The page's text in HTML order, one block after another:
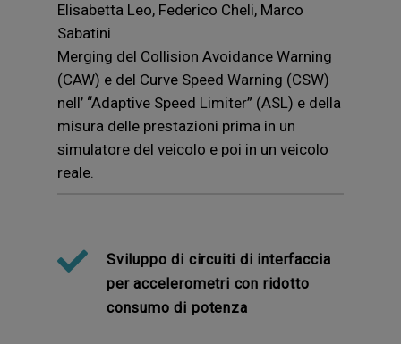
Elisabetta Leo, Federico Cheli, Marco
Sabatini
Merging del Collision Avoidance Warning
(CAW) e del Curve Speed Warning (CSW)
nell’ “Adaptive Speed Limiter” (ASL) e della
misura delle prestazioni prima in un
simulatore del veicolo e poi in un veicolo
reale.
Sviluppo di circuiti di interfaccia
per accelerometri con ridotto
consumo di potenza